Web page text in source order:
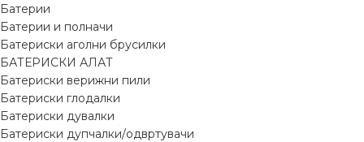
Батерии
Батерии и полначи
Батериски аголни брусилки
БАТЕРИСКИ АЛАТ
Батериски верижни пили
Батериски глодалки
Батериски дувалки
Батериски дупчалки/одвртувачи